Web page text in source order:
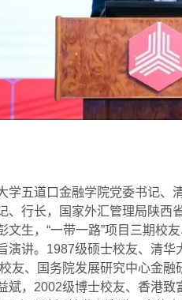
学五道口金融学院党委书记、
、行长，国家外汇管理局陕西
文生， “一带一路”项目三期校
演讲。 1987级硕士校友、清华
友、国务院发展研究中心金融
斌， 2002级博士校友、香港致